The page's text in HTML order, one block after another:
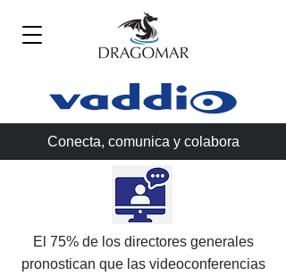
Conecta, comunica y colabora
El 75% de los directores generales
pronostican que las videoconferencias